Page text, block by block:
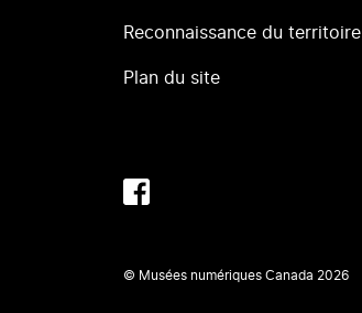
Reconnaissance du territoire
Plan du site
© Musées numériques Canada 2026